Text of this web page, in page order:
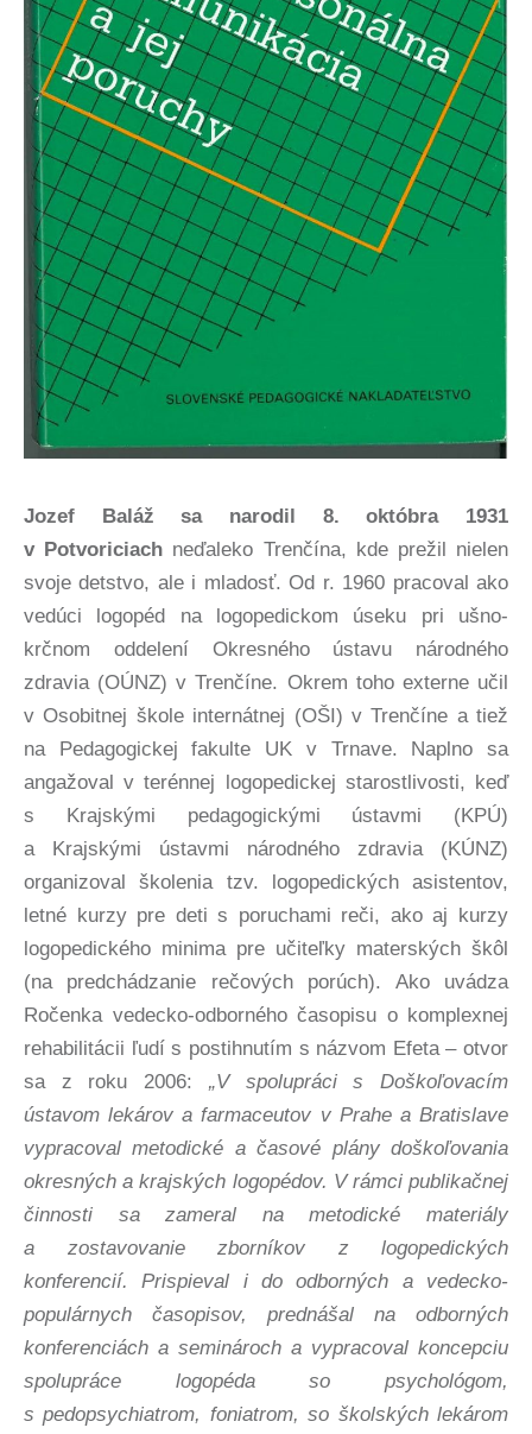
Jozef Baláž sa narodil 8. októbra 1931
v Potvoriciach neďaleko Trenčína, kde prežil nielen
svoje detstvo, ale i mladosť. Od r. 1960 pracoval ako
vedúci logopéd na logopedickom úseku pri ušno-
krčnom oddelení Okresného ústavu národného
zdravia (OÚNZ) v Trenčíne. Okrem toho externe učil
v Osobitnej škole internátnej (OŠI) v Trenčíne a tiež
na Pedagogickej fakulte UK v Trnave. Naplno sa
angažoval v terénnej logopedickej starostlivosti, keď
s Krajskými pedagogickými ústavmi (KPÚ)
a Krajskými ústavmi národného zdravia (KÚNZ)
organizoval školenia tzv. logopedických asistentov,
letné kurzy pre deti s poruchami reči, ako aj kurzy
logopedického minima pre učiteľky materských škôl
(na predchádzanie rečových porúch). Ako uvádza
Ročenka vedecko-odborného časopisu o komplexnej
rehabilitácii ľudí s postihnutím s názvom Efeta – otvor
sa z roku 2006: „V spolupráci s Doškoľovacím
ústavom lekárov a farmaceutov v Prahe a Bratislave
vypracoval metodické a časové plány doškoľovania
okresných a krajských logopédov. V rámci publikačnej
činnosti sa zameral na metodické materiály
a zostavovanie zborníkov z logopedických
konferencií. Prispieval i do odborných a vedecko-
populárnych časopisov, prednášal na odborných
konferenciách a seminároch a vypracoval koncepciu
spolupráce logopéda so psychológom,
s pedopsychiatrom, foniatrom, so školských lekárom